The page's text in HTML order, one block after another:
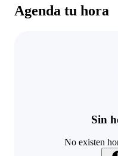
Agenda tu hora
Sin
No existen